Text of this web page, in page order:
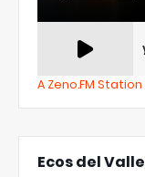
A Zeno.FM Station
Ecos del Valle